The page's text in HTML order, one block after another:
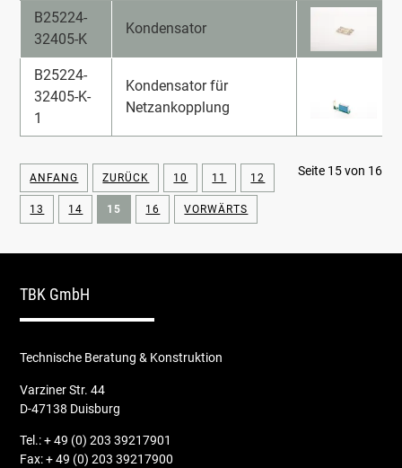
B25224-
32405-K
Kondensator
B25224-
32405-K-
1
Kondensator für
Netzankopplung
Seite 15 von 16
ANFANG ZURÜCK 10 11 12
13 14 15 16 VORWÄRTS
TBK GmbH
Technische Beratung & Konstruktion
Varziner Str. 44
D-47138 Duisburg
Tel.: + 49 (0) 203 39217901
Fax: + 49 (0) 203 39217900